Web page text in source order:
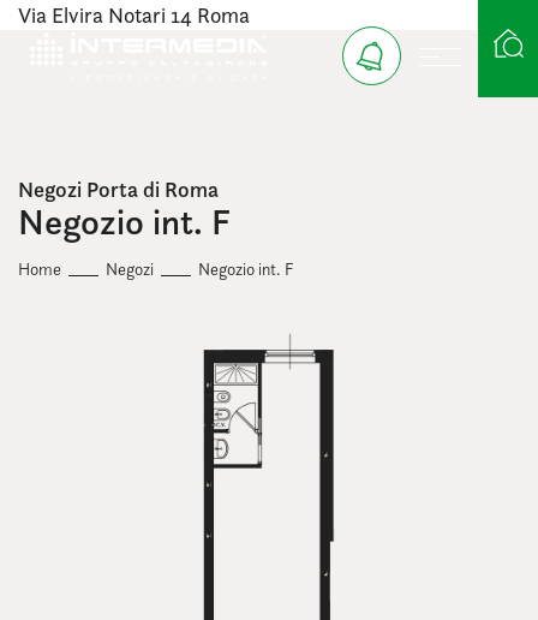
Via Elvira Notari 14 Roma
Negozi Porta di Roma
Negozio int. F
Home Negozi Negozio int. F